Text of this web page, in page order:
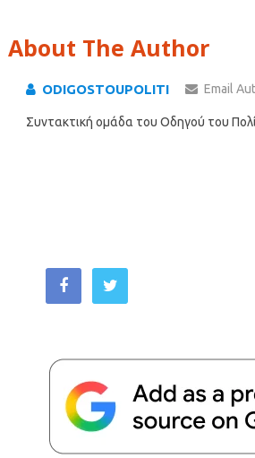
About The Author
ODIGOSTOUPOLITI Email
Συντακτική ομάδα του Οδηγού του